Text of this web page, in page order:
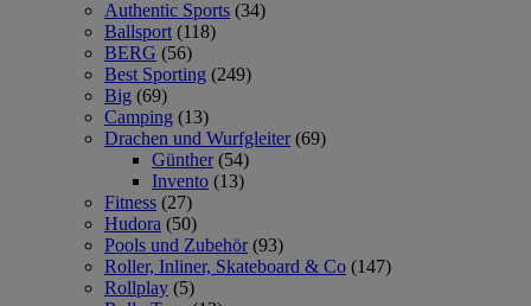
Authentic Sports (34)
Ballsport (118)
BERG (56)
Best Sporting (249)
Big (69)
Camping (13)
Drachen und Wurfgleiter (69)
Günther (54)
Invento (13)
Fitness (27)
Hudora (50)
Pools und Zubehör (93)
Roller, Inliner, Skateboard & Co (147)
Rollplay (5)